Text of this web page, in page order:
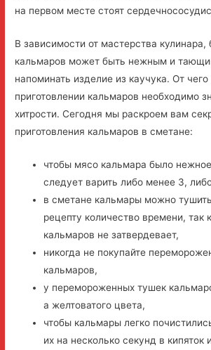
на первом месте стоят
В зависимости от мастерства кулинара,
кальмаров может быть нежным и
напоминать изделие из каучука. От чего
приготовлении кальмаров необходимо
хитрости. Сегодня мы раскроем вам
приготовления кальмаров в сметане:
чтобы мясо кальмара было
следует варить либо менее 3,
в сметане кальмары можно
рецепту количество времени, так
кальмаров не затвердевает,
никогда не покупайте
кальмаров,
у перемороженных тушек
а желтоватого цвета,
чтобы кальмары легко
их на несколько секунд в кипяток